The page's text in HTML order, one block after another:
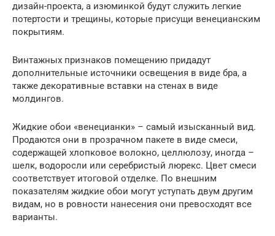
дизайн-проекта, а изюминкой будут служить легкие
потертости и трещины, которые присущи венецианским
покрытиям.
Винтажных признаков помещению придадут
дополнительные источники освещения в виде бра, а
также декоративные вставки на стенах в виде
молдингов.
Жидкие обои «венецианки» – самый изысканный вид.
Продаются они в прозрачном пакете в виде смеси,
содержащей хлопковое волокно, целлюлозу, иногда –
шелк, водоросли или серебристый люрекс. Цвет смеси
соответствует итоговой отделке. По внешним
показателям жидкие обои могут уступать двум другим
видам, но в ровности нанесения они превосходят все
варианты.